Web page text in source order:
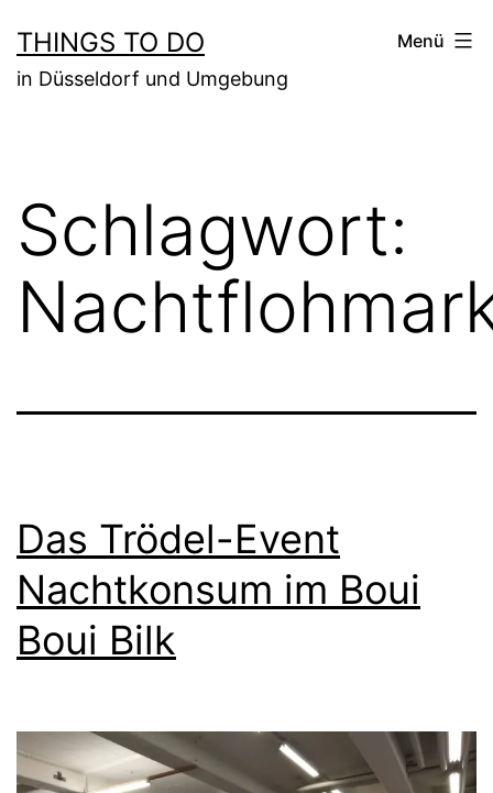
Inhalt
springen
THINGS TO DO
in Düsseldorf und Umgebung
Menü
Schlagwort:
Das Trödel-Event
Nachtkonsum im Boui
Boui Bilk